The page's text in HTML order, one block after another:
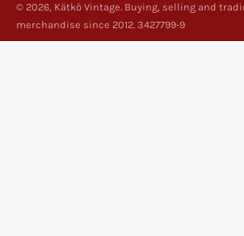
© 2026, Kätkö Vintage. Buying, selling and
merchandise since 2012. 3427799-9